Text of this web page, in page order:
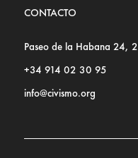
CONTACTO
Paseo de la Habana 24,
+34 914 02 30 95
info@civismo.org